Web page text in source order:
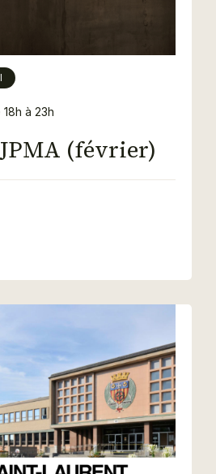
(février)
18h à 23h